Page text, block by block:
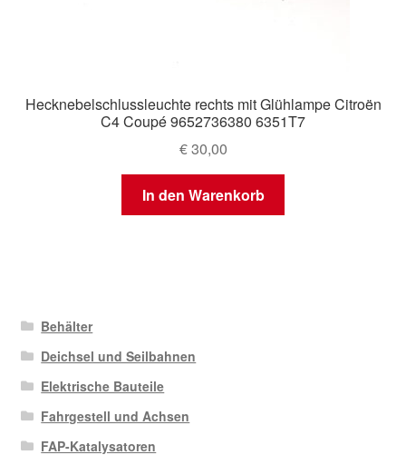
Hecknebelschlussleuchte rechts mit Glühlampe Citroën
C4 Coupé 9652736380 6351T7
€30,00
In den Warenkorb
Behälter
Deichsel und Seilbahnen
Elektrische Bauteile
Fahrgestell und Achsen
FAP-Katalysatoren